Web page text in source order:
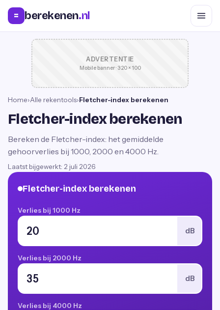
= berekenen.nl
ADVERTENTIE
Mobile banner · 320 × 100
Home›Alle rekentools›Fletcher-index berekenen
Fletcher-index berekenen
Bereken de Fletcher-index: het gemiddelde
gehoorverlies bij 1000, 2000 en 4000 Hz.
Laatst bijgewerkt: 2 juli 2026
Fletcher-index berekenen
Verlies bij 1000 Hz
dB
Verlies bij 2000 Hz
dB
Verlies bij 4000 Hz